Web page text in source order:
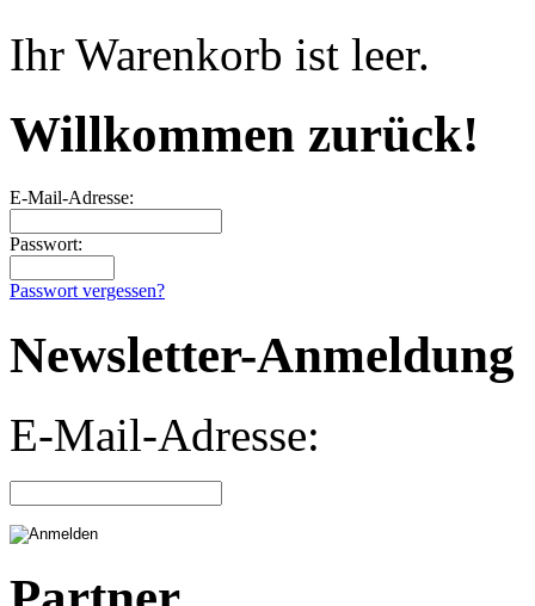
Ihr Warenkorb ist leer.
Willkommen zurück!
E-Mail-Adresse:
Passwort:
Passwort vergessen?
Newsletter-Anmeldung
E-Mail-Adresse: